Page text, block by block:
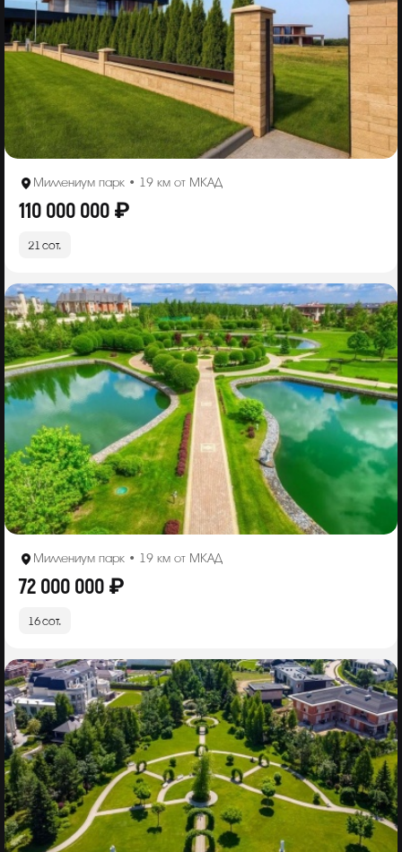
Миллениум парк • 19 км от МКАД
110 000 000 ₽
21 сот.
Миллениум парк • 19 км от МКАД
72 000 000 ₽
16 сот.